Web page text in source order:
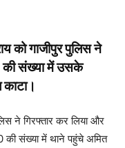
को गाजीपुर पुलिस ने
की संख्या में उसके
ने गिरफ्तार कर लिया और
की संख्या में थाने पहुंचे अमित